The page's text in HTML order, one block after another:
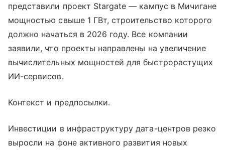
представили проект Stargate — кампус в Мичигане
мощностью свыше 1 ГВт, строительство которого
должно начаться в 2026 году. Все компании
заявили, что проекты направлены на увеличение
вычислительных мощностей для быстрорастущих
ИИ-сервисов.
Контекст и предпосылки.
Инвестиции в инфраструктуру дата-центров резко
выросли на фоне активного развития новых